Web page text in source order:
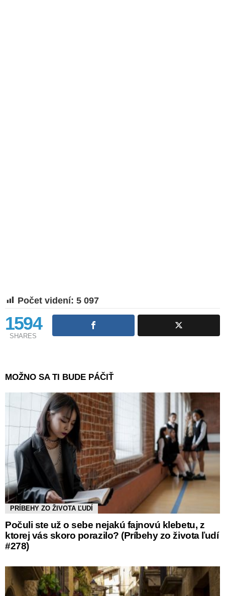
Počet videní: 5 097
1594
SHARES
MOŽNO SA TI BUDE PÁČIŤ
PRÍBEHY ZO ŽIVOTA ĽUDÍ
Počuli ste už o sebe nejakú fajnovú klebetu, z
ktorej vás skoro porazilo? (Príbehy zo života ľudí
#278)